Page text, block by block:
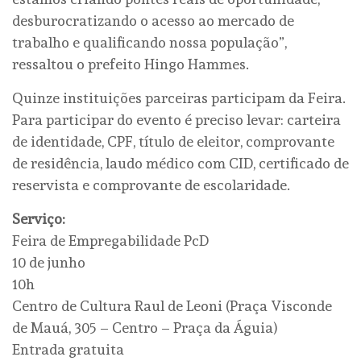
desburocratizando o acesso ao mercado de
trabalho e qualificando nossa população”,
ressaltou o prefeito Hingo Hammes.
Quinze instituições parceiras participam da Feira.
Para participar do evento é preciso levar: carteira
de identidade, CPF, título de eleitor, comprovante
de residência, laudo médico com CID, certificado de
reservista e comprovante de escolaridade.
Serviço:
Feira de Empregabilidade PcD
10 de junho
10h
Centro de Cultura Raul de Leoni (Praça Visconde
de Mauá, 305 – Centro – Praça da Águia)
Entrada gratuita